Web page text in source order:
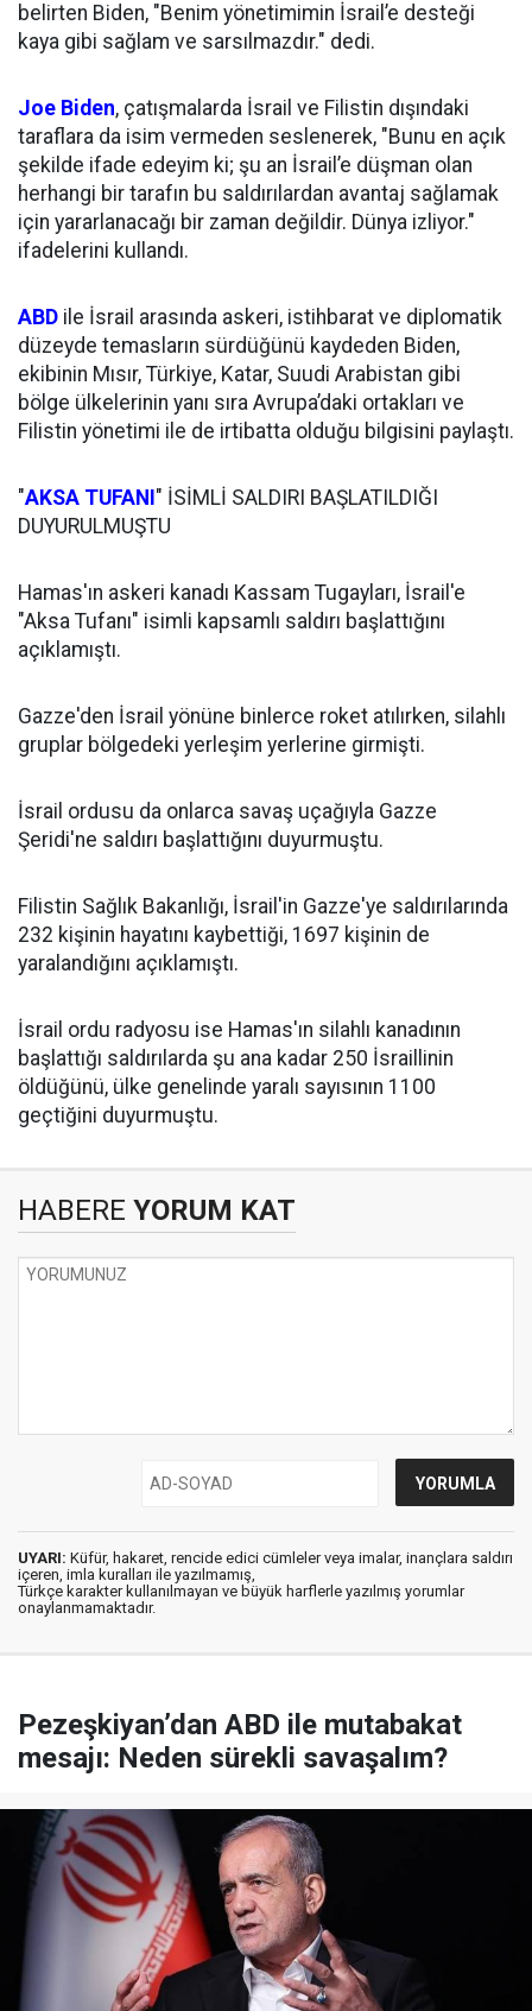
belirten Biden, "Benim yönetimimin İsrail’e desteği
kaya gibi sağlam ve sarsılmazdır." dedi.
Joe Biden, çatışmalarda İsrail ve Filistin dışındaki
taraflara da isim vermeden seslenerek, "Bunu en açık
şekilde ifade edeyim ki; şu an İsrail’e düşman olan
herhangi bir tarafın bu saldırılardan avantaj sağlamak
için yararlanacağı bir zaman değildir. Dünya izliyor."
ifadelerini kullandı.
ABD ile İsrail arasında askeri, istihbarat ve diplomatik
düzeyde temasların sürdüğünü kaydeden Biden,
ekibinin Mısır, Türkiye, Katar, Suudi Arabistan gibi
bölge ülkelerinin yanı sıra Avrupa’daki ortakları ve
Filistin yönetimi ile de irtibatta olduğu bilgisini paylaştı.
"AKSA TUFANI " İSİMLİ SALDIRI BAŞLATILDIĞI
DUYURULMUŞTU
Hamas'ın askeri kanadı Kassam Tugayları, İsrail'e
"Aksa Tufanı" isimli kapsamlı saldırı başlattığını
açıklamıştı.
Gazze'den İsrail yönüne binlerce roket atılırken, silahlı
gruplar bölgedeki yerleşim yerlerine girmişti.
İsrail ordusu da onlarca savaş uçağıyla Gazze
Şeridi'ne saldırı başlattığını duyurmuştu.
Filistin Sağlık Bakanlığı, İsrail'in Gazze'ye saldırılarında
232 kişinin hayatını kaybettiği, 1697 kişinin de
yaralandığını açıklamıştı.
İsrail ordu radyosu ise Hamas'ın silahlı kanadının
başlattığı saldırılarda şu ana kadar 250 İsraillinin
öldüğünü, ülke genelinde yaralı sayısının 1100
geçtiğini duyurmuştu.
HABERE YORUM KAT
UYARI: Küfür, hakaret, rencide edici cümleler veya imalar, inançlara saldırı
içeren, imla kuralları ile yazılmamış,
Türkçe karakter kullanılmayan ve büyük harflerle yazılmış yorumlar
onaylanmamaktadır.
Pezeşkiyan’dan ABD ile mutabakat
mesajı: Neden sürekli savaşalım?